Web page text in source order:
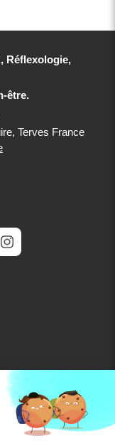
Réflexologie,
être.
Terves France